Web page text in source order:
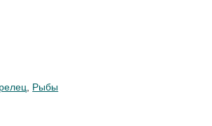
Рыбы